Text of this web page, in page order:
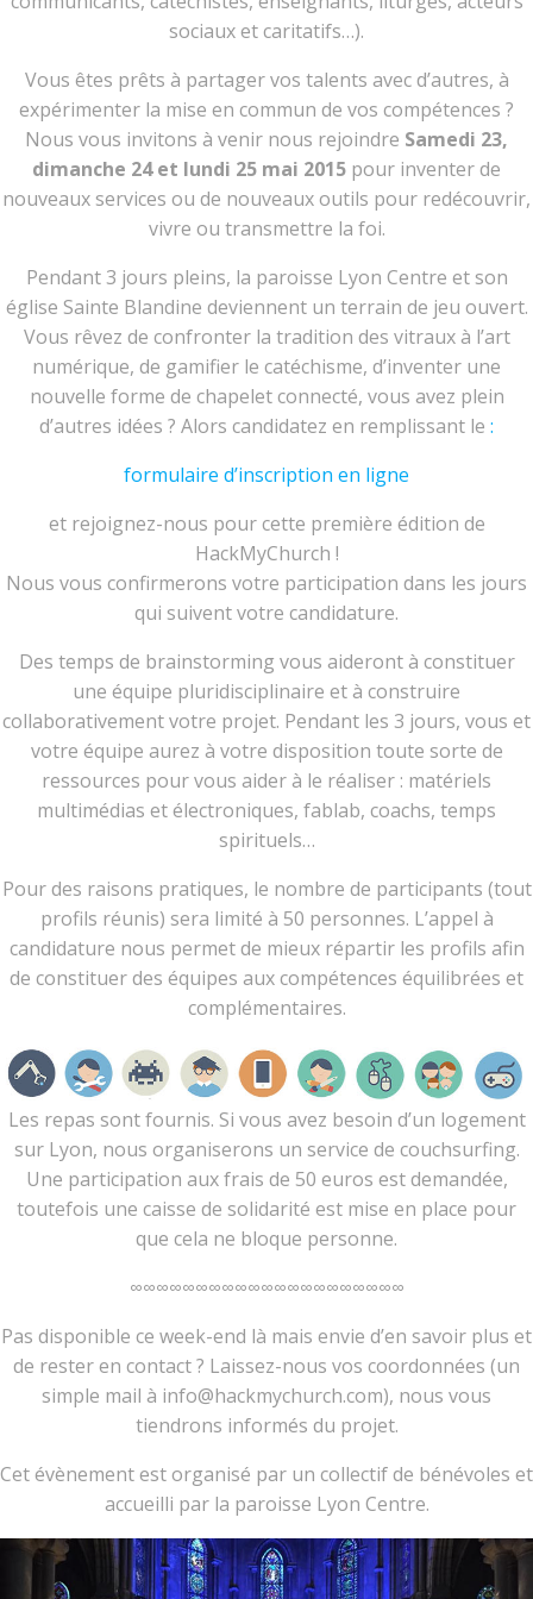
sociaux et caritatifs…).
Vous êtes prêts à partager vos talents avec d’autres, à
expérimenter la mise en commun de vos compétences ?
Nous vous invitons à venir nous rejoindre Samedi 23,
dimanche 24 et lundi 25 mai 2015 pour inventer de
nouveaux services ou de nouveaux outils pour redécouvrir,
vivre ou transmettre la foi.
Pendant 3 jours pleins, la paroisse Lyon Centre et son
église Sainte Blandine deviennent un terrain de jeu ouvert.
Vous rêvez de confronter la tradition des vitraux à l’art
numérique, de gamifier le catéchisme, d’inventer une
nouvelle forme de chapelet connecté, vous avez plein
d’autres idées ? Alors candidatez en remplissant le :
formulaire d’inscription en ligne
et rejoignez-nous pour cette première édition de
HackMyChurch !
Nous vous confirmerons votre participation dans les jours
qui suivent votre candidature.
Des temps de brainstorming vous aideront à constituer
une équipe pluridisciplinaire et à construire
collaborativement votre projet. Pendant les 3 jours, vous et
votre équipe aurez à votre disposition toute sorte de
ressources pour vous aider à le réaliser : matériels
multimédias et électroniques, fablab, coachs, temps
spirituels…
Pour des raisons pratiques, le nombre de participants (tout
profils réunis) sera limité à 50 personnes. L’appel à
candidature nous permet de mieux répartir les profils afin
de constituer des équipes aux compétences équilibrées et
complémentaires.
Les repas sont fournis. Si vous avez besoin d’un logement
sur Lyon, nous organiserons un service de couchsurfing.
Une participation aux frais de 50 euros est demandée,
toutefois une caisse de solidarité est mise en place pour
que cela ne bloque personne.
∞∞∞∞∞∞∞∞∞∞∞∞∞∞∞∞∞∞∞∞∞
Pas disponible ce week-end là mais envie d’en savoir plus et
de rester en contact ? Laissez-nous vos coordonnées (un
simple mail à info@hackmychurch.com), nous vous
tiendrons informés du projet.
Cet évènement est organisé par un collectif de bénévoles et
accueilli par la paroisse Lyon Centre.